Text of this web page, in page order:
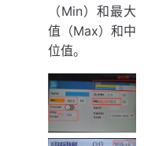
（Min）和最大
值（Max）和中
位值。